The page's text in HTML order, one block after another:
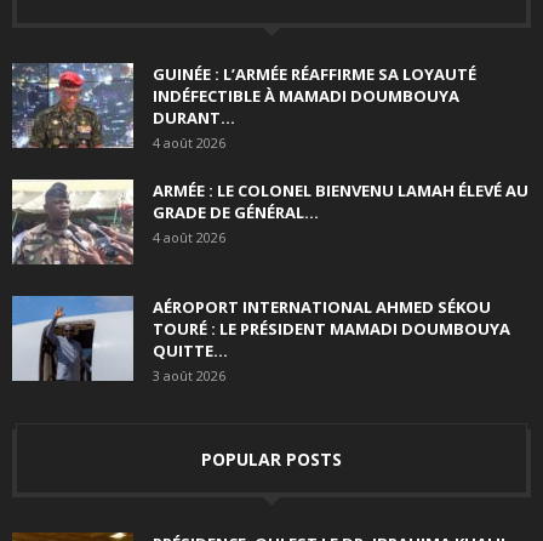
GUINÉE : L’ARMÉE RÉAFFIRME SA LOYAUTÉ
INDÉFECTIBLE À MAMADI DOUMBOUYA
DURANT...
4 août 2026
ARMÉE : LE COLONEL BIENVENU LAMAH ÉLEVÉ AU
GRADE DE GÉNÉRAL...
4 août 2026
AÉROPORT INTERNATIONAL AHMED SÉKOU
TOURÉ : LE PRÉSIDENT MAMADI DOUMBOUYA
QUITTE...
3 août 2026
POPULAR POSTS